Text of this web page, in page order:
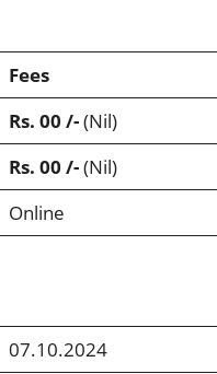
Fees
Rs. 00 /-(Nil)
Rs. 00 /-(Nil)
Online
07.10.2024